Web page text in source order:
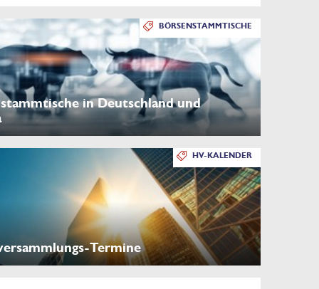
BÖRSENSTAMMTISCHE
in Deutschland und
HV-KALENDER
Termine